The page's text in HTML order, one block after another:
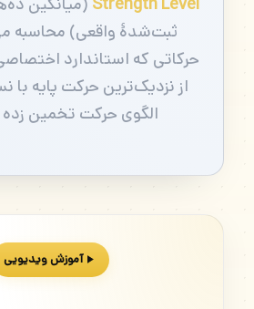
ثبت‌شدهٔ واقعی) محاسبه
حرکاتی که استاندارد
از نزدیک‌ترین حرکت پایه با
الگوی حرکت تخمین
آموزش ویدیویی